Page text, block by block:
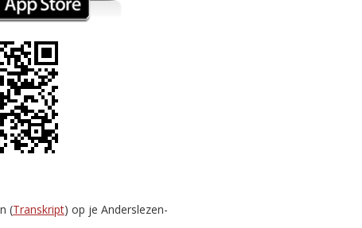
(Transkript) op je Anderslezen-